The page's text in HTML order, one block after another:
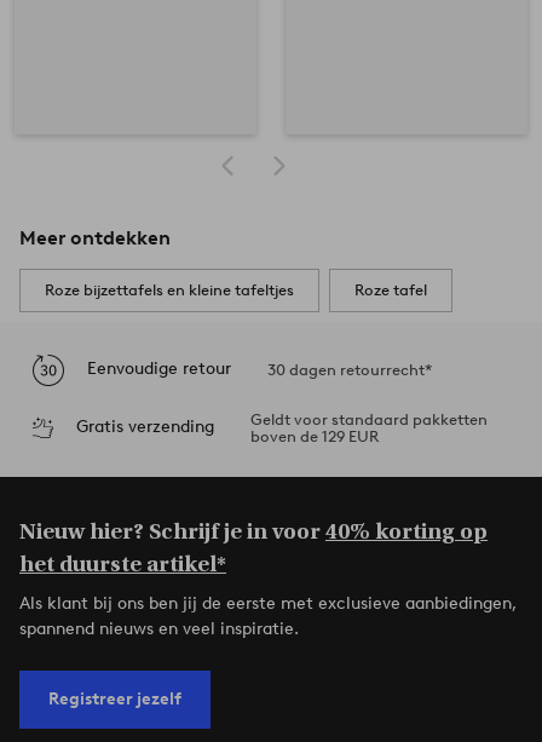
Meer ontdekken
Roze bijzettafels en kleine tafeltjes Roze tafel
Eenvoudige retour 30 dagen retourrecht*
Gratis verzending
Geldt voor standaard pakketten
boven de 129 EUR
Nieuw hier? Schrijf je in voor40% korting op
het duurste artikel*
Als klant bij ons ben jij de eerste met exclusieve aanbiedingen,
spannend nieuws en veel inspiratie.
Registreer jezelf